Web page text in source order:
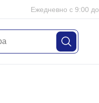
Ежедневно с 9:00